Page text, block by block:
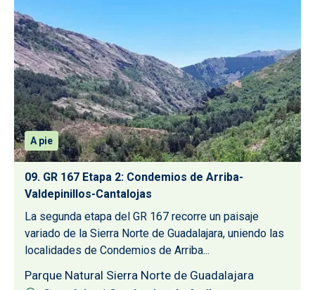
A pie
09. GR 167 Etapa 2: Condemios de Arriba-
Valdepinillos-Cantalojas
La segunda etapa del GR 167 recorre un paisaje
variado de la Sierra Norte de Guadalajara, uniendo las
localidades de Condemios de Arriba...
Parque Natural Sierra Norte de Guadalajara